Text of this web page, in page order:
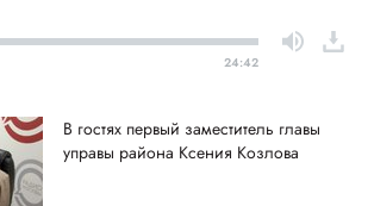
24:42
В гостях первый заместитель главы
управы района Ксения Козлова